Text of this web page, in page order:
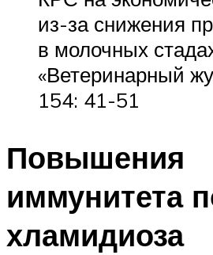
из-за снижения
в молочных
«Ветеринарный
154: 41-51
Повышения
иммунитета
хламидиоза